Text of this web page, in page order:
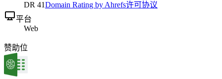
DR 41Domain Rating by Ahrefs许可协议
平台
Web
赞助位